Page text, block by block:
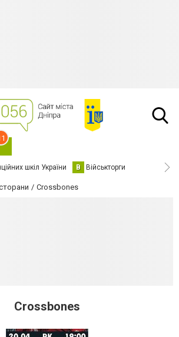
шкіл України В Військторги
Crossbones
Crossbones